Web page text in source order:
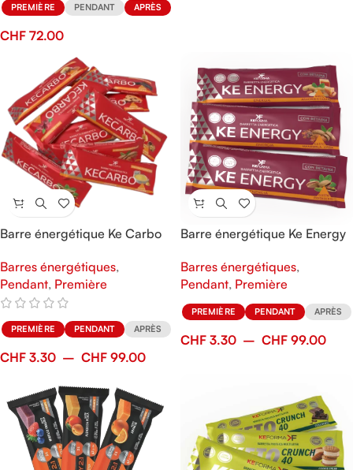
PREMIÈRE PENDANT APRÈS
CHF 72.00
Barre énergétique Ke Carbo
Barres énergétiques,
Pendant, Première
PREMIÈRE PENDANT APRÈS
CHF 3.30 – CHF 99.00
Barre énergétique Ke Energy
Barres énergétiques,
Pendant, Première
PREMIÈRE PENDANT APRÈS
CHF 3.30 – CHF 99.00